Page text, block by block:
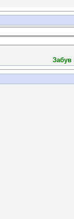
Забув